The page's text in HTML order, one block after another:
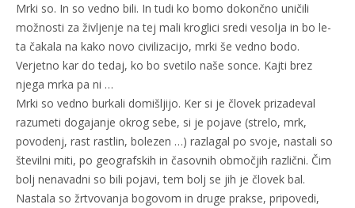
Mrki so. In so vedno bili. In tudi ko bomo dokončno uničili
možnosti za življenje na tej mali kroglici sredi vesolja in bo le-
ta čakala na kako novo civilizacijo, mrki še vedno bodo.
Verjetno kar do tedaj, ko bo svetilo naše sonce. Kajti brez
njega mrka pa ni …
Mrki so vedno burkali domišljijo. Ker si je človek prizadeval
razumeti dogajanje okrog sebe, si je pojave (strelo, mrk,
povodenj, rast rastlin, bolezen …) razlagal po svoje, nastali so
številni miti, po geografskih in časovnih območjih različni. Čim
bolj nenavadni so bili pojavi, tem bolj se jih je človek bal.
Nastala so žrtvovanja bogovom in druge prakse, pripovedi,